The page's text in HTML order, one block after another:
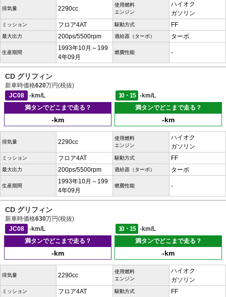
排気量 2290cc
使用燃料
エンジン
ハイオク
ガソリン
ミッション フロア4AT 駆動方式 FF
最大出力 200ps/5500rpm 過給器（ターボ） ターボ
生産期間
1993年10月～199
4年09月
燃費性能 -
CD グリフィン
新車時価格620万円(税抜)
JC08
-km/L 10・15
-km/L
満タンでどこまで走る？
-km
満タンでどこまで走る？
-km
排気量 2290cc
使用燃料
エンジン
ハイオク
ガソリン
ミッション フロア4AT 駆動方式 FF
最大出力 200ps/5500rpm 過給器（ターボ） ターボ
生産期間
1993年10月～199
4年09月
燃費性能 -
CD グリフィン
新車時価格630万円(税抜)
JC08
-km/L 10・15
-km/L
満タンでどこまで走る？
-km
満タンでどこまで走る？
-km
排気量 2290cc
使用燃料
エンジン
ハイオク
ガソリン
ミッション フロア4AT 駆動方式 FF